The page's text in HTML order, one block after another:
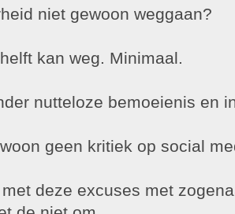
niet gewoon weggaan?
kan weg. Minimaal.
nutteloze bemoeienis en
geen kritiek op social
deze excuses met